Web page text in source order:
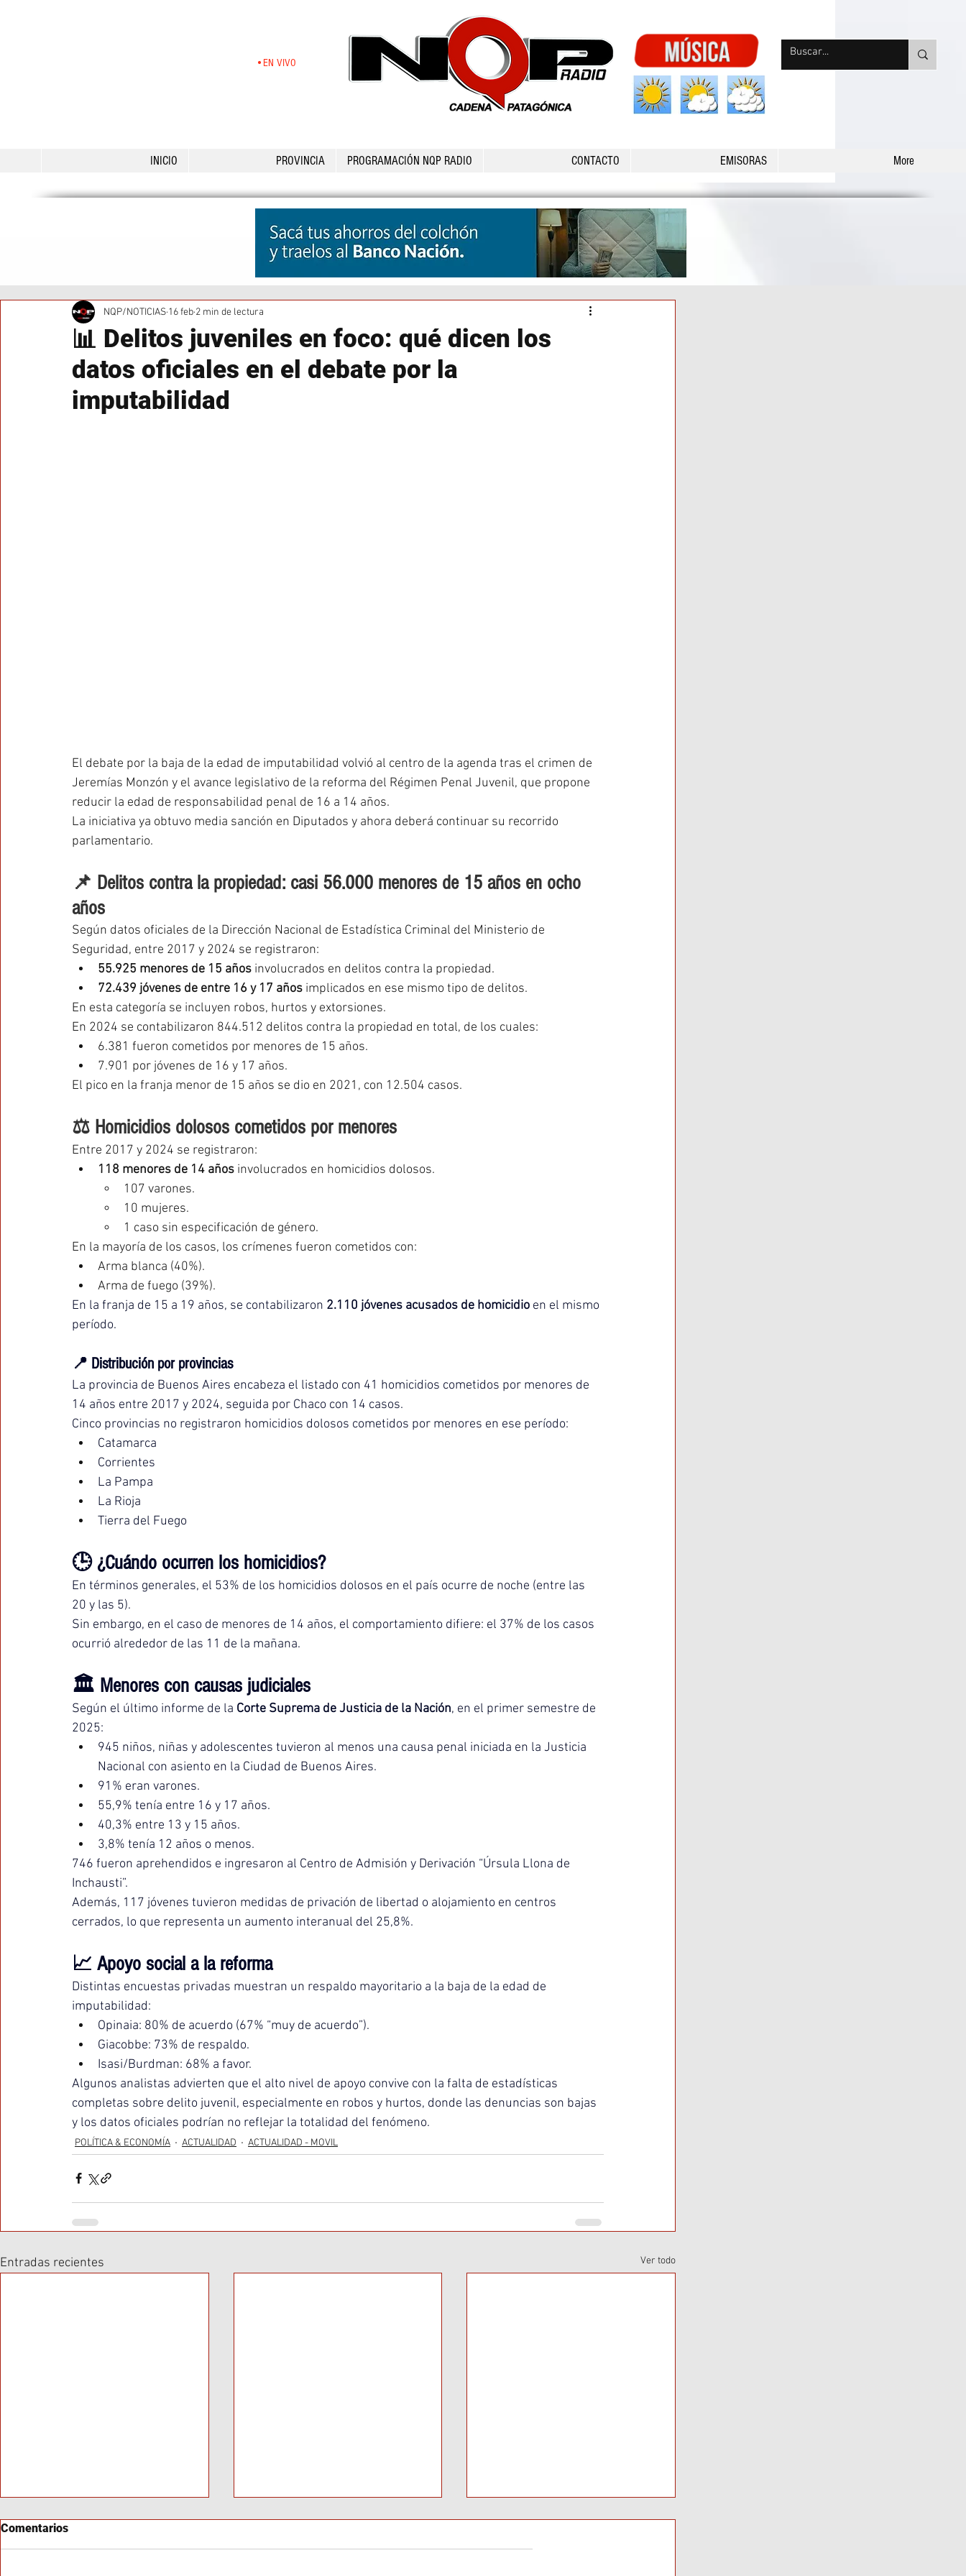
•EN VIVO
INICIO PROVINCIA PROGRAMACIÓN NQP RADIO CONTACTO EMISORAS More
📊 Delitos juveniles en foco: qué dicen los
datos oficiales en el debate por la
imputabilidad
NQP/NOTICIAS 16 feb 2 min de lectura
El debate por la baja de la edad de imputabilidad volvió al centro de la agenda tras el crimen de
Jeremías Monzón y el avance legislativo de la reforma del Régimen Penal Juvenil, que propone
reducir la edad de responsabilidad penal de 16 a 14 años.
La iniciativa ya obtuvo media sanción en Diputados y ahora deberá continuar su recorrido
parlamentario.
📌 Delitos contra la propiedad: casi 56.000 menores de 15 años en ocho
años
Según datos oficiales de la Dirección Nacional de Estadística Criminal del Ministerio de
Seguridad, entre 2017 y 2024 se registraron:
55.925 menores de 15 años involucrados en delitos contra la propiedad.
72.439 jóvenes de entre 16 y 17 años implicados en ese mismo tipo de delitos.
En esta categoría se incluyen robos, hurtos y extorsiones.
En 2024 se contabilizaron 844.512 delitos contra la propiedad en total, de los cuales:
6.381 fueron cometidos por menores de 15 años.
7.901 por jóvenes de 16 y 17 años.
El pico en la franja menor de 15 años se dio en 2021, con 12.504 casos.
⚖️ Homicidios dolosos cometidos por menores
Entre 2017 y 2024 se registraron:
118 menores de 14 años involucrados en homicidios dolosos.
107 varones.
10 mujeres.
1 caso sin especificación de género.
En la mayoría de los casos, los crímenes fueron cometidos con:
Arma blanca (40%).
Arma de fuego (39%).
En la franja de 15 a 19 años, se contabilizaron 2.110 jóvenes acusados de homicidio en el mismo
período.
📍 Distribución por provincias
La provincia de Buenos Aires encabeza el listado con 41 homicidios cometidos por menores de
14 años entre 2017 y 2024, seguida por Chaco con 14 casos.
Cinco provincias no registraron homicidios dolosos cometidos por menores en ese período:
Catamarca
Corrientes
La Pampa
La Rioja
Tierra del Fuego
🕒 ¿Cuándo ocurren los homicidios?
En términos generales, el 53% de los homicidios dolosos en el país ocurre de noche (entre las
20 y las 5).
Sin embargo, en el caso de menores de 14 años, el comportamiento difiere: el 37% de los casos
ocurrió alrededor de las 11 de la mañana.
🏛 Menores con causas judiciales
Según el último informe de la Corte Suprema de Justicia de la Nación, en el primer semestre de
2025:
945 niños, niñas y adolescentes tuvieron al menos una causa penal iniciada en la Justicia
Nacional con asiento en la Ciudad de Buenos Aires.
91% eran varones.
55,9% tenía entre 16 y 17 años.
40,3% entre 13 y 15 años.
3,8% tenía 12 años o menos.
746 fueron aprehendidos e ingresaron al Centro de Admisión y Derivación “Úrsula Llona de
Inchausti”.
Además, 117 jóvenes tuvieron medidas de privación de libertad o alojamiento en centros
cerrados, lo que representa un aumento interanual del 25,8%.
📈 Apoyo social a la reforma
Distintas encuestas privadas muestran un respaldo mayoritario a la baja de la edad de
imputabilidad:
Opinaia: 80% de acuerdo (67% “muy de acuerdo”).
Giacobbe: 73% de respaldo.
Isasi/Burdman: 68% a favor.
Algunos analistas advierten que el alto nivel de apoyo convive con la falta de estadísticas
completas sobre delito juvenil, especialmente en robos y hurtos, donde las denuncias son bajas
y los datos oficiales podrían no reflejar la totalidad del fenómeno.
POLÍTICA & ECONOMÍA ACTUALIDAD ACTUALIDAD - MOVIL
Entradas recientes Ver todo
Comentarios